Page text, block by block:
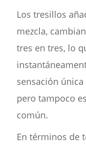
Los tresillos
mezcla,
tres en tres, lo
sensación
pero tampoco
común.
En términos de